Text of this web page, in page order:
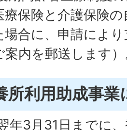
療保険と介護保険
場合に、申請によ
案内を郵送します
所利用助成事業
年3月31日までに